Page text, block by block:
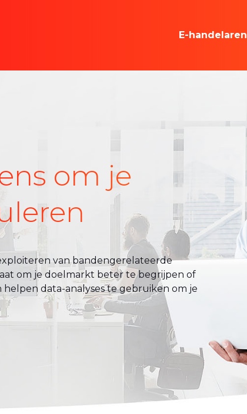
E-handelaren
om je
van bandengerelateerde
om je doelmarkt beter te begrijpen of
helpen data-analyses te gebruiken om je